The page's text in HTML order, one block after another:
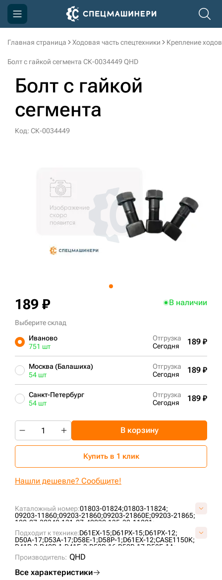
Главная страница Ходовая часть спецтехники Крепление
Болт с гайкой сегмента СК-0034449 QHD
Болт с гайкой
сегмента
Код: СК-0034449
Каталожный номер:01803-01824;01803-11824;
09203-11860;09203-21860;09203-21860E;09203-21865;
120-27-32340;131-27-42230;135-32-11221;
205-32-E1122;
205-32-K1120;4091800; 79074170;
D40600D0N16;KM382;KM790;P2434519R;R2434519;
S4050200N16;V01803-11824;V09203-21860;
Подходит к технике:D61EX-15;D61PX-15;D61PX-12;
D50A-17;D53A-17;D58E-1;D58P-1;D61EX-12;CASE1150K;
D41P-3;D40P-1;D41E-3;D50P-16;D50P-17;D58E-1A;
D53P-17;
D53P-16;D50PL-17;
D51EX-22;D51PX-22;
Производитель: QHD
Все характеристики
189 ₽ В наличии
Выберите склад
Иваново
751 шт
Отгрузка
Сегодня
189 ₽
Москва (Балашиха)
54 шт
Отгрузка
Сегодня
189 ₽
Санкт-Петербург
54 шт
Отгрузка
Сегодня
189 ₽
В корзину
Купить в 1 клик
Нашли дешевле? Сообщите!
Компания
Доставка и оплата
Информация
Контакты
sksale@skdst.ru
+7 (499) 394-50-93